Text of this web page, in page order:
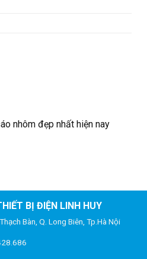
nhôm đẹp nhất hiện nay
BỊ ĐIỆN LINH HUY
Bàn, Q. Long Biên, Tp.Hà Nội